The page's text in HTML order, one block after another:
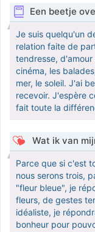
Een beetje
Je suis quelqu'un
relation faite de
tendresse,
cinéma, les
mer, le soleil. J'ai
recevoir. J'espère
fait toute la
Wat ik van
Parce que si c'est
nous serons trois,
"fleur bleue", je
fleurs, de gestes
idéaliste, je
bonheur pour